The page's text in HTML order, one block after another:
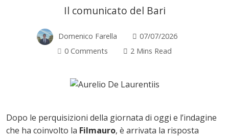
Il comunicato del Bari
Domenico Farella
07/07/2026
0 Comments
2 Mins Read
Dopo le perquisizioni della giornata di oggi e l’indagine
che ha coinvolto la Filmauro, è arrivata la risposta